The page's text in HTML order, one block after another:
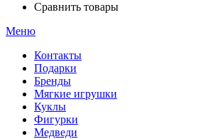
Сравнить товары
Меню
Контакты
Подарки
Бренды
Мягкие игрушки
Куклы
Фигурки
Медведи